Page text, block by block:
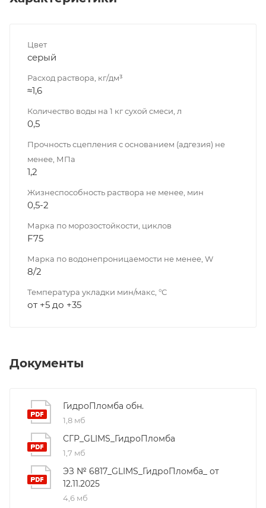
Цвет
серый
Расход раствора, кг/дм³
≈1,6
Количество воды на 1 кг сухой смеси, л
0,5
Прочность сцепления с основанием (адгезия) не
менее, МПа
1,2
Жизнеспособность раствора не менее, мин
0,5-2
Марка по морозостойкости, циклов
F75
Марка по водонепроницаемости не менее, W
8/2
Температура укладки мин/макс, °С
от +5 до +35
Документы
ГидроПломба обн.
1,8 мб
СГР_GLIMS_ГидроПломба
1,7 мб
ЭЗ № 6817_GLIMS_ГидроПломба_ от
12.11.2025
4,6 мб